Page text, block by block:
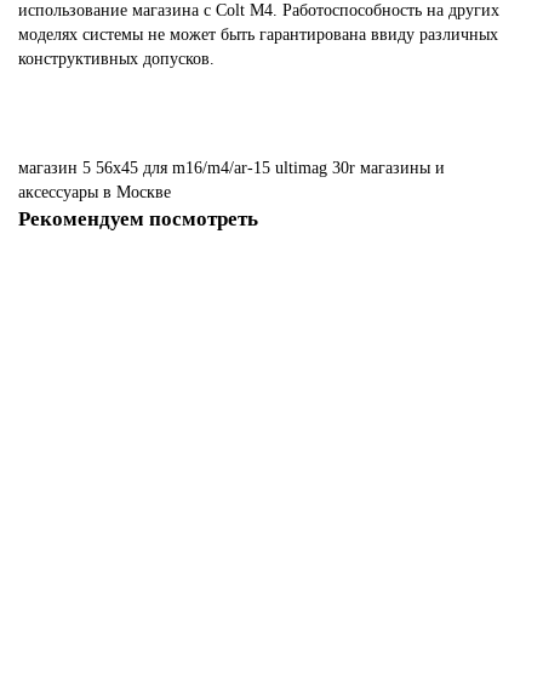
использование магазина с Colt M4. Работоспособность на других
моделях системы не может быть гарантирована ввиду различных
конструктивных допусков.
магазин 5 56x45 для m16/m4/ar-15 ultimag 30r магазины и
аксессуары в Москве
Рекомендуем посмотреть